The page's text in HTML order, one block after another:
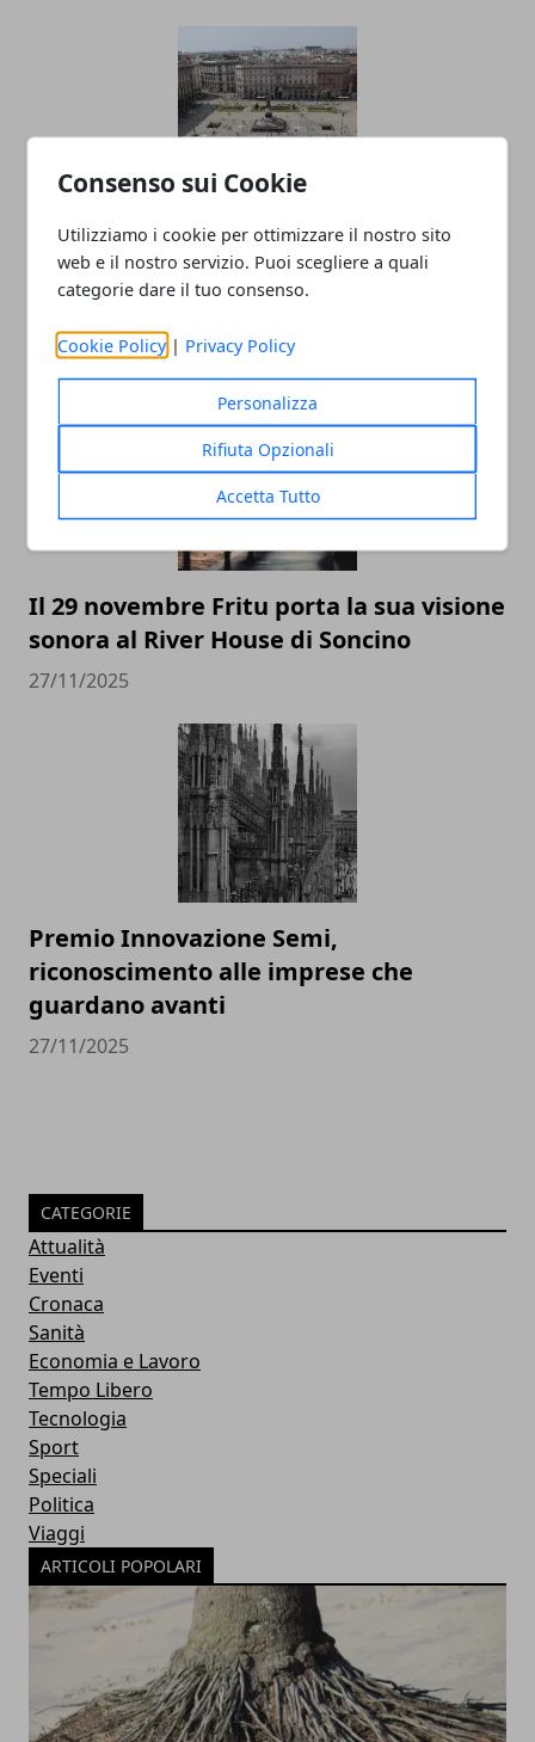
Consenso sui Cookie
Utilizziamo i cookie per ottimizzare il nostro sito
web e il nostro servizio. Puoi scegliere a quali
categorie dare il tuo consenso.
Cookie Policy | Privacy Policy
Personalizza
Rifiuta Opzionali
Accetta Tutto
Un nuovo spazio per la narrativa
giovane: nasce il Premio “Futura”
dedicato alla Lombardia
27/11/2025
Il 29 novembre Fritu porta la sua visione
sonora al River House di Soncino
27/11/2025
Premio Innovazione Semi,
riconoscimento alle imprese che
guardano avanti
27/11/2025
CATEGORIE
Attualità
Eventi
Cronaca
Sanità
Economia e Lavoro
Tempo Libero
Tecnologia
Sport
Speciali
Politica
Viaggi
ARTICOLI POPOLARI